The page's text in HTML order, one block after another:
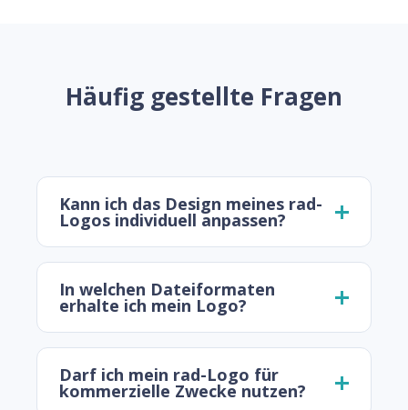
Häufig gestellte Fragen
Kann ich das Design meines rad-
Logos individuell anpassen?
In welchen Dateiformaten
erhalte ich mein Logo?
Darf ich mein rad-Logo für
kommerzielle Zwecke nutzen?